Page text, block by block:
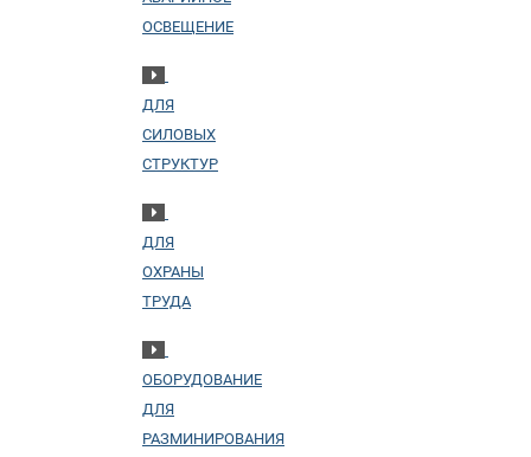
ОСВЕЩЕНИЕ
ДЛЯ
СИЛОВЫХ
СТРУКТУР
ДЛЯ
ОХРАНЫ
ТРУДА
ОБОРУДОВАНИЕ
ДЛЯ
РАЗМИНИРОВАНИЯ